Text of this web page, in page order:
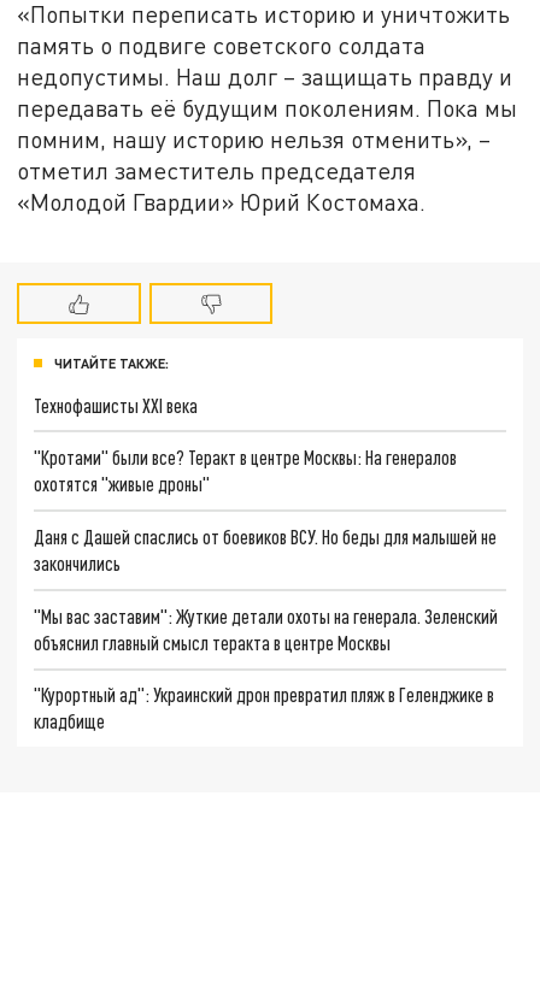
«Попытки переписать историю и уничтожить
память о подвиге советского солдата
недопустимы. Наш долг – защищать правду и
передавать её будущим поколениям. Пока мы
помним, нашу историю нельзя отменить», –
отметил заместитель председателя
«Молодой Гвардии» Юрий Костомаха.
ЧИТАЙТЕ ТАКЖЕ:
Технофашисты XXI века
"Кротами" были все? Теракт в центре Москвы: На генералов
охотятся "живые дроны"
Даня с Дашей спаслись от боевиков ВСУ. Но беды для малышей не
закончились
"Мы вас заставим": Жуткие детали охоты на генерала. Зеленский
объяснил главный смысл теракта в центре Москвы
"Курортный ад": Украинский дрон превратил пляж в Геленджике в
кладбище